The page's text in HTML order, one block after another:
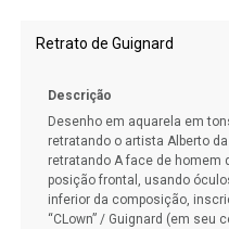
Retrato de Guignard
Descrição
Desenho em aquarela em
retratando o artista Alberto
retratando A face de homem
posição frontal, usando
inferior da composição,
“CLown” / Guignard (em seu